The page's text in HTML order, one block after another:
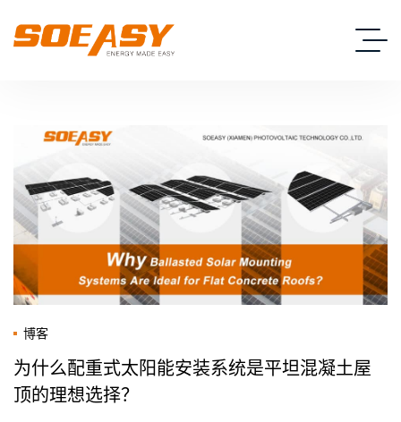
博客
为什么配重式太阳能安装系统是平坦混凝土屋
顶的理想选择？